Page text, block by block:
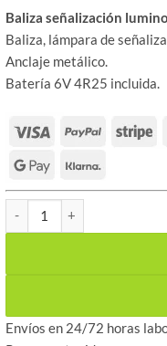
Baliza señalización
Baliza, lámpara de
Anclaje metálico.
Batería 6V 4R25 incluida.
Batería 6V 4R25 para
Envíos en 24/72 horas